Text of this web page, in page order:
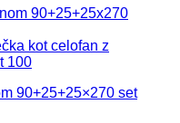
90+25+25×270 set